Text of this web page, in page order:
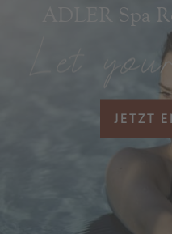
ADLER Spa
JETZT